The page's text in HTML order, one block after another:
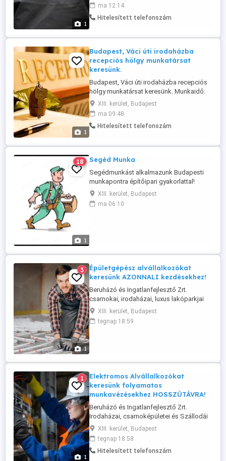
1
okmányok meglérte feltétel! Jelentkezés:
Tárgy mezőbe kérném beleírni: Váci út
ma 12:14
Hitelesített telefonszám
1
Budapest, Váci úti irodaházba
recepciós hölgy munkatársat
keresünk.
Budapest, Váci úti irodaházba recepciós
hölgy munkatársat keresünk. Munkaidő:
Hétfőtől péntekig Napi 9 órás
munkavégzés Bérezés: 1.500 Ft óra nettó
Jelentkezés: Tárgy mezőbe kérném
beleírni: Recepciós .
XIII. kerület, Budapest
ma 09:48
Hitelesített telefonszám
1
18 Segéd Munka
Segédmunkást alkalmazunk Budapesti
munkapontra építőipari gyakorlattal!
Hosszútávú munka! Szükség esetén
szállás biztosítva! Tel: 06706067716
XIII. kerület, Budapest
ma 06:10
1
3
Épületgépész alvállalkozókat
keresünk AZONNALI kezdésekhez!
Beruházó és Ingatlanfejlesztő Zrt.
csarnokai, irodaházai, luxus lakóparkjai
építéséhez akár azonnali kezdéssel
épületgépész alvállalkozókat keres víz,
gáz, fűtés hűtés szerelési munkálatokhoz.
XIII. kerület, Budapest
tegnap 18:59
1
1
Elektromos Alvállalkozókat
keresünk folyamatos
munkavézésekhez HOSSZÚTÁVRA!
Beruházó és Ingatlanfejlesztő Zrt.
Irodaházai, csarnoképületei és Szállodái
építéseihez minőségi, magyar
alvállalkozó cégeket keres budapesti,
Észak-Kelet magyarországi és Észak
Dunántúli munkaterületeinkhez
XIII. kerület, Budapest
tegnap 18:58
Hitelesített telefonszám